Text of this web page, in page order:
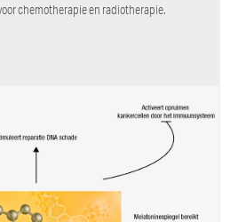
chemotherapie en radiotherapie.